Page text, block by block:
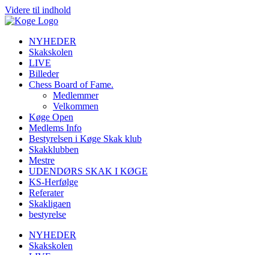
Videre til indhold
NYHEDER
Skakskolen
LIVE
Billeder
Chess Board of Fame.
Medlemmer
Velkommen
Køge Open
Medlems Info
Bestyrelsen i Køge Skak klub
Skakklubben
Mestre
UDENDØRS SKAK I KØGE
KS-Herfølge
Referater
Skakligaen
bestyrelse
NYHEDER
Skakskolen